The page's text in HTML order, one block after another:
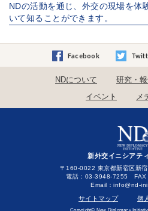
NDの活動を通じ、外交の現場を体
いて知ることができます。
Facebook
NDについて 研究・
イベント
メ
新外交イニシアテ
〒160-0022 東京都新宿区新
電話：03-3948-7255
Email：
サイトマップ 個